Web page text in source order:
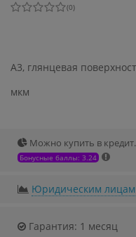
(0)
A3, глянцевая
мкм
Можно купить в
Бонусные баллы: 3.24
Юридическим лицам
Гарантия: 1 месяц